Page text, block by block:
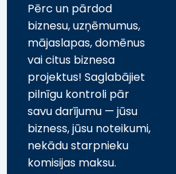
Pērc un pārdod
biznesu, uzņēmumus,
mājaslapas, domēnus
vai citus biznesa
projektus! Saglabājiet
pilnīgu kontroli pār
savu darījumu — jūsu
bizness, jūsu noteikumi,
nekādu starpnieku
komisijas maksu.